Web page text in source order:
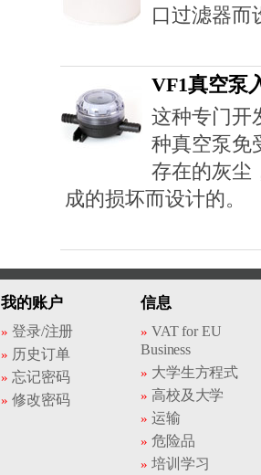
口过滤器而
VF1真空泵
这种专门开
种真空泵免
存在的灰尘
成的损坏而设计的。
我的账户
登录/注册
历史订单
忘记密码
修改密码
信息
VAT for EU
Business
大学生方程式
高校及大学
运输
危险品
培训学习